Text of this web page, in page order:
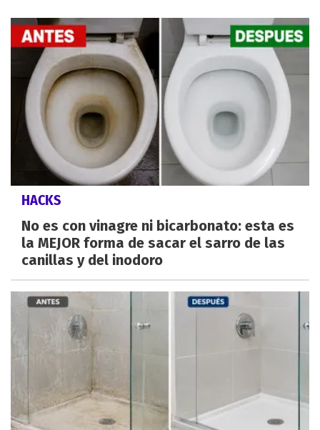
HACKS
No es con vinagre ni bicarbonato: esta es
la MEJOR forma de sacar el sarro de las
canillas y del inodoro